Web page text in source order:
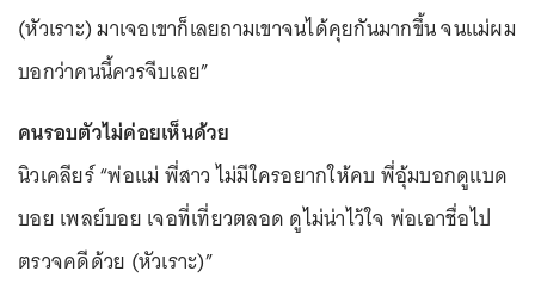
(หัวเราะ) มาเจอเขาก็เลยถามเขาจนได้คุยกันมากขึ้น จนแม่ผม
บอกว่าคนนี้ควรจีบเลย”
คนรอบตัวไม่ค่อยเห็นด้วย
นิวเคลียร์ “พ่อแม่ พี่สาว ไม่มีใครอยากให้คบ พี่อุ้มบอกดูแบด
บอย เพลย์บอย เจอที่เที่ยวตลอด ดูไม่น่าไว้ใจ พ่อเอาชื่อไป
ตรวจคดีด้วย (หัวเราะ)”